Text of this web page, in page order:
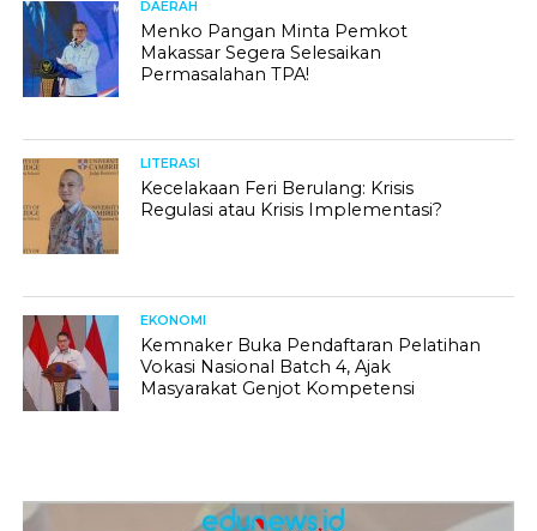
DAERAH
Menko Pangan Minta Pemkot
Makassar Segera Selesaikan
Permasalahan TPA!
LITERASI
Kecelakaan Feri Berulang: Krisis
Regulasi atau Krisis Implementasi?
EKONOMI
Kemnaker Buka Pendaftaran Pelatihan
Vokasi Nasional Batch 4, Ajak
Masyarakat Genjot Kompetensi